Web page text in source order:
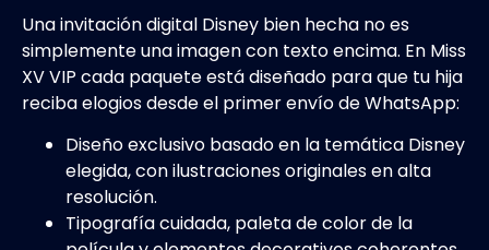
Una invitación digital Disney bien hecha no es
simplemente una imagen con texto encima. En Miss
XV VIP cada paquete está diseñado para que tu hija
reciba elogios desde el primer envío de WhatsApp:
Diseño exclusivo basado en la temática Disney
elegida, con ilustraciones originales en alta
resolución.
Tipografía cuidada, paleta de color de la